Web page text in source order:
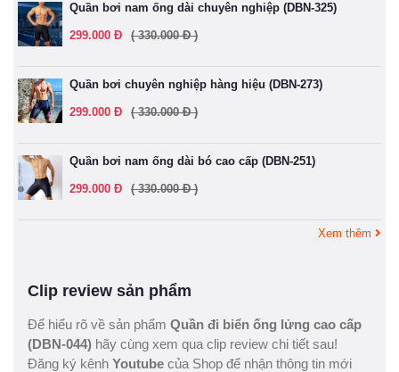
Quần bơi nam ống dài chuyên nghiệp (DBN-325)
299.000 Đ ( 330.000 Đ )
Quần bơi chuyên nghiệp hàng hiệu (DBN-273)
299.000 Đ ( 330.000 Đ )
Quần bơi nam ống dài bó cao cấp (DBN-251)
299.000 Đ ( 330.000 Đ )
Xem thêm
Clip review sản phẩm
Để hiểu rõ về sản phẩm Quần đi biển ống lửng cao cấp
(DBN-044) hãy cùng xem qua clip review chi tiết sau!
Đăng ký kênh Youtube của Shop để nhận thông tin mới